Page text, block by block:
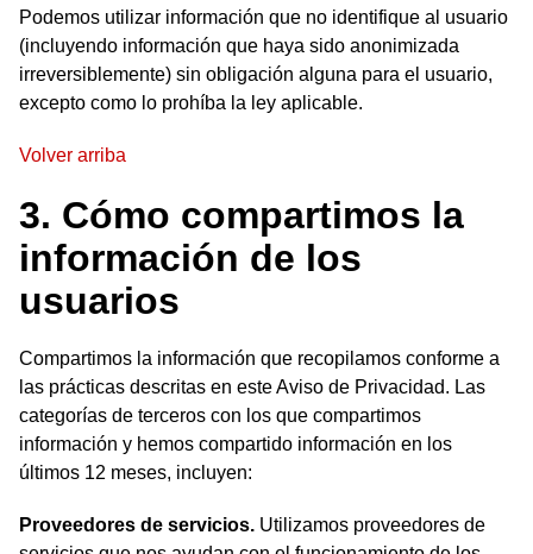
Podemos utilizar información que no identifique al usuario
(incluyendo información que haya sido anonimizada
irreversiblemente) sin obligación alguna para el usuario,
excepto como lo prohíba la ley aplicable.
Volver arriba
3. Cómo compartimos la
información de los
usuarios
Compartimos la información que recopilamos conforme a
las prácticas descritas en este Aviso de Privacidad. Las
categorías de terceros con los que compartimos
información y hemos compartido información en los
últimos 12 meses, incluyen:
Proveedores de servicios. Utilizamos proveedores de